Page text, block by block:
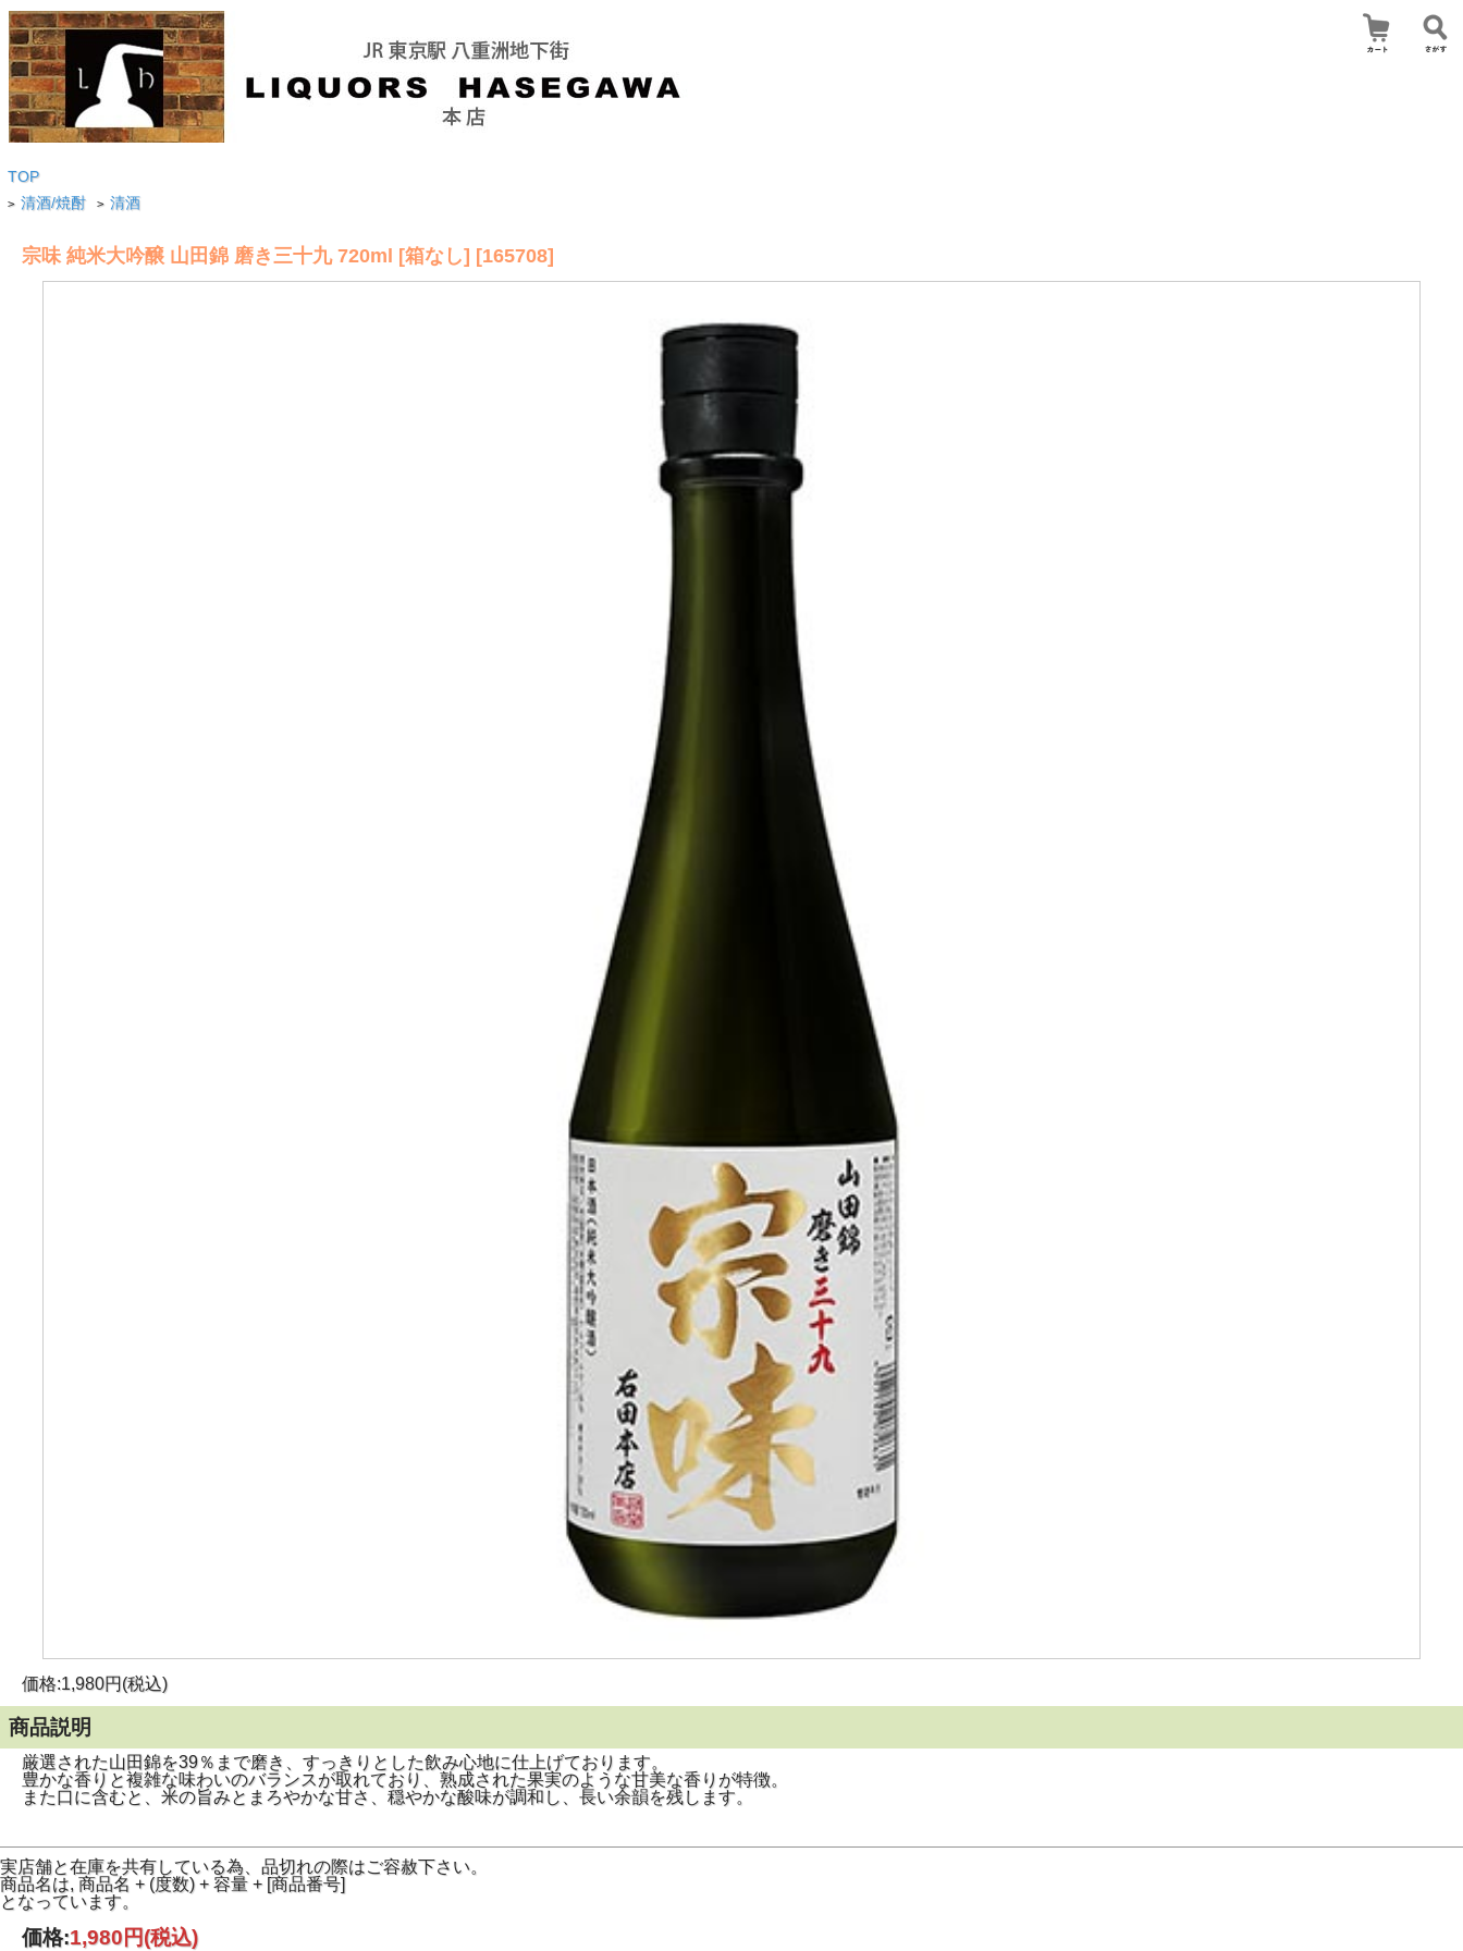
TOP
> 清酒/焼酎 > 清酒
宗味 純米大吟醸 山田錦 磨き三十九 720ml [箱なし] [165708]
価格:1,980円(税込)
商品説明
厳選された山田錦を39％まで磨き、すっきりとした飲み心地に仕上げております。
豊かな香りと複雑な味わいのバランスが取れており、熟成された果実のような甘美な香りが特徴。
また口に含むと、米の旨みとまろやかな甘さ、穏やかな酸味が調和し、長い余韻を残します。
実店舗と在庫を共有している為、品切れの際はご容赦下さい。
商品名は, 商品名 + (度数) + 容量 + [商品番号]
となっています。
価格:1,980円(税込)